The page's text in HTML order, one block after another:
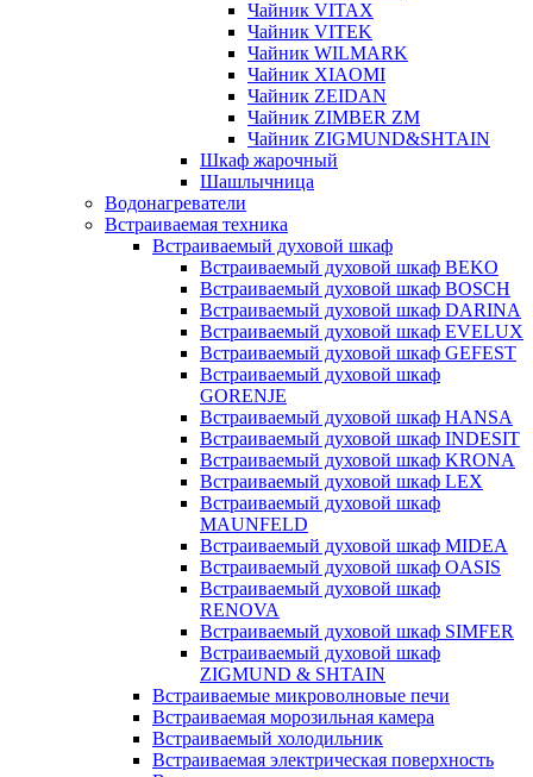
Чайник VITAX
Чайник VITEK
Чайник WILMARK
Чайник XIAOMI
Чайник ZEIDAN
Чайник ZIMBER ZM
Чайник ZIGMUND&SHTAIN
Шкаф жарочный
Шашлычница
Водонагреватели
Встраиваемая техника
Встраиваемый духовой шкаф
Встраиваемый духовой шкаф BEKO
Встраиваемый духовой шкаф BOSCH
Встраиваемый духовой шкаф DARINA
Встраиваемый духовой шкаф EVELUX
Встраиваемый духовой шкаф GEFEST
Встраиваемый духовой шкаф
GORENJE
Встраиваемый духовой шкаф HANSA
Встраиваемый духовой шкаф INDESIT
Встраиваемый духовой шкаф KRONA
Встраиваемый духовой шкаф LEX
Встраиваемый духовой шкаф
MAUNFELD
Встраиваемый духовой шкаф MIDEA
Встраиваемый духовой шкаф OASIS
Встраиваемый духовой шкаф
RENOVA
Встраиваемый духовой шкаф SIMFER
Встраиваемый духовой шкаф
ZIGMUND & SHTAIN
Встраиваемые микроволновые печи
Встраиваемая морозильная камера
Встраиваемый холодильник
Встраиваемая электрическая поверхность